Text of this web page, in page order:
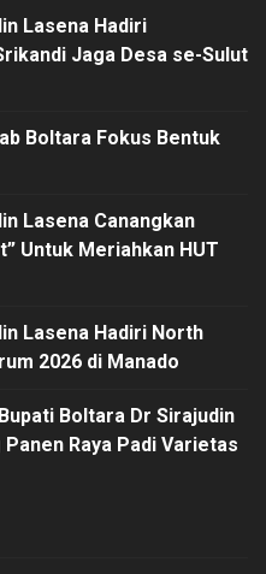
Lasena Hadiri
Jaga Desa se-Sulut
Boltara Fokus Bentuk
Lasena Canangkan
Untuk Meriahkan HUT
Lasena Hadiri North
2026 di Manado
Boltara Dr Sirajudin
Raya Padi Varietas